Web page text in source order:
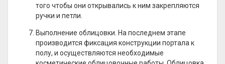
того чтобы они открывались к ним закрепляются
ручки и петли.
Выполнение облицовки. На последнем этапе
производится фиксация конструкции портала к
полу, и осуществляются необходимые